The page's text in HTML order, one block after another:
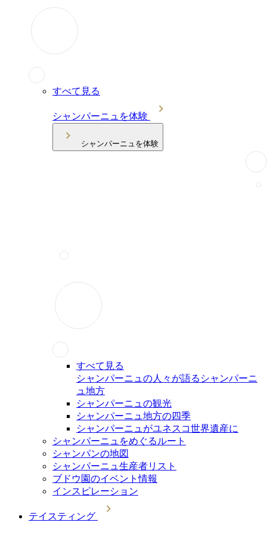
すべて見る
シャンパーニュを体験
シャンパーニュを体験
すべて見る
シャンパーニュの人々が語るシャンパーニ
ュ地方
シャンパーニュの観光
シャンパーニュ地方の四季
シャンパーニュがユネスコ世界遺産に
シャンパーニュをめぐるルート
シャンパンの地図
シャンパーニュ生産者リスト
ブドウ園のイベント情報
インスピレーション
テイスティング